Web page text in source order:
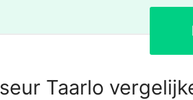
Taarlo